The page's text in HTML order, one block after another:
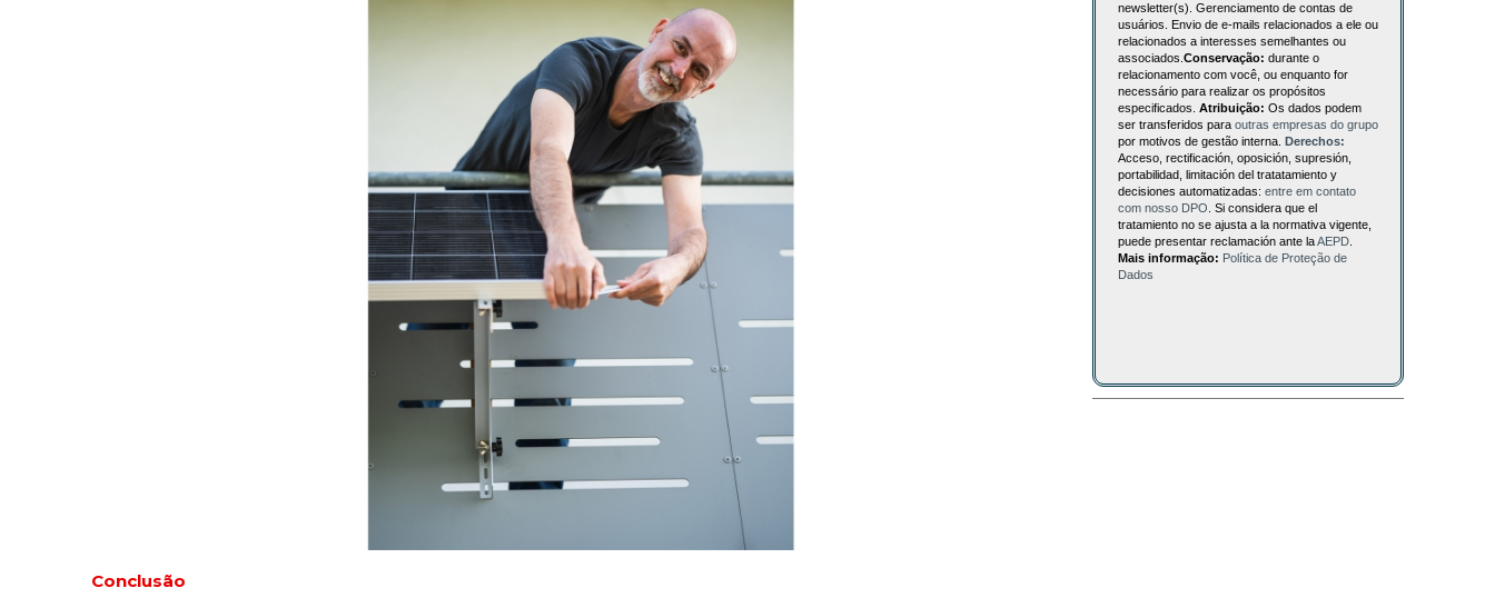
Conclusão
newsletter(s). Gerenciamento de contas de
usuários. Envio de e-mails relacionados a ele ou
relacionados a interesses semelhantes ou
associados. Conservação: durante o
relacionamento com você, ou enquanto for
necessário para realizar os propósitos
especificados. Atribuição: Os dados podem
ser transferidos para outras empresas do grupo
por motivos de gestão interna. Derechos:
Acceso, rectificación, oposición, supresión,
portabilidad, limitación del tratatamiento y
decisiones automatizadas: entre em contato
com nosso DPO . Si considera que el
tratamiento no se ajusta a la normativa vigente,
puede presentar reclamación ante laAEPD
Mais informação: Política de Proteção de
Dados